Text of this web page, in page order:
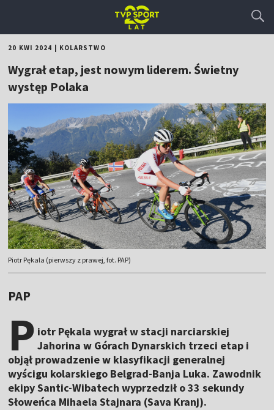
20 KWI 2024 KOLARSTWO
Wygrał etap, jest nowym liderem. Świetny
występ Polaka
Piotr Pękala (pierwszy z prawej, fot. PAP)
PAP
P iotr Pękala wygrał w stacji narciarskiej
Jahorina w Górach Dynarskich trzeci etap i
objął prowadzenie w klasyfikacji generalnej
wyścigu kolarskiego Belgrad-Banja Luka. Zawodnik
ekipy Santic-Wibatech wyprzedził o 33 sekundy
Słoweńca Mihaela Stajnara (Sava Kranj).